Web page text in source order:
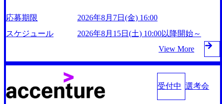
※1day選考会のご参加希望の方は、事前にGAB試験を受検
※ただし、30代以上のコンサルファーム経験3年以上の方は
GAB受検免除、書類選考のみ。 書類選考通過後に、GAB試
験に合格している方へ1day選考会当日のご案内をさせていた
だきます。 急速なグローバル化により既存事業では成長戦
略を描く事が困難になった大手企業をサポートするため、新
規事業立案や既存事業のトランスフォーメーション戦略を中
心にコンサルティングサポートいたします。 (1)既存または
続々ジョインするピュアな戦略を伸ばす新興ファーム。 事
業会社機能へ携われる可能性※SaaSプロダクト、地方創生、
メディアなど リモート比率99%、福岡や北海道在中者もい
て働きやすい環境※コンサルクラスから 製造業、金融業、
通信業界に強みがあり、ヘルスケアな業界は広げていく予定
インセンティブ支給という他社にはない制度 ワンプール制
を敷く、柔軟な組織 2026年8月15日(土) 10:00以降開始～ 202
6年8月7日(金) 16:00 ※枠が限られておりますので、ご応募い
ただいてもご対応できない可能性がございます ※コンサル
応募期限
2026年8月7日(金) 16:00
スケジュール
2026年8月15日(土) 10:00以降開始～
View More
受付中 選考会